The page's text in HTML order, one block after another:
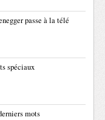
passe à la télé
spéciaux
mots